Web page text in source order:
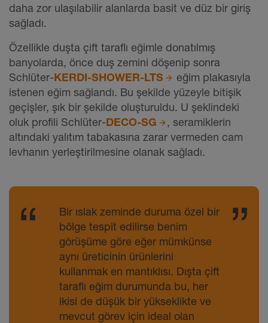
daha zor ulaşılabilir alanlarda basit ve düz bir giriş
sağladı.
Özellikle duşta çift taraflı eğimle donatılmış
banyolarda, önce duş zemini döşenip sonra
Schlüter-KERDI-SHOWER-LTS
eğim plakasıyla
istenen eğim sağlandı. Bu şekilde yüzeyle bitişik
geçişler, şık bir şekilde oluşturuldu. U şeklindeki
oluk profili Schlüter-DECO-SG
, seramiklerin
altındaki yalıtım tabakasına zarar vermeden cam
levhanın yerleştirilmesine olanak sağladı.
Bir ıslak zeminde duruma özel bir
bölge tespit edilirse benim
görüşüme göre eğer mümkünse
aynı üreticinin ürünlerini
kullanmak en mantıklısı. Dışta çift
taraflı eğim durumunda bu, her
ikisi de düşük bir yükseklikte ve
mevcut görev için ideal olan